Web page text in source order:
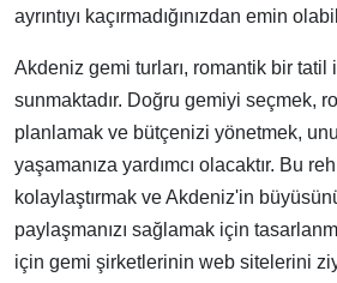
ayrıntıyı kaçırmadığınızdan emin
Akdeniz gemi turları, romantik bir tatil
sunmaktadır. Doğru gemiyi seçmek,
planlamak ve bütçenizi yönetmek,
yaşamanıza yardımcı olacaktır. Bu
kolaylaştırmak ve Akdeniz'in
paylaşmanızı sağlamak için
için gemi şirketlerinin web sitelerini